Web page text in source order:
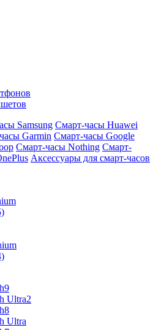
Samsung Смарт-часы Huawei
Garmin Смарт-часы Google
Смарт-часы Nothing Смарт-
Аксессуары для смарт-часов
Ultra2
Ultra